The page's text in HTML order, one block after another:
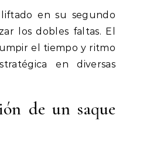
en su segundo
los dobles faltas. El
el tiempo y ritmo
en diversas
de un saque